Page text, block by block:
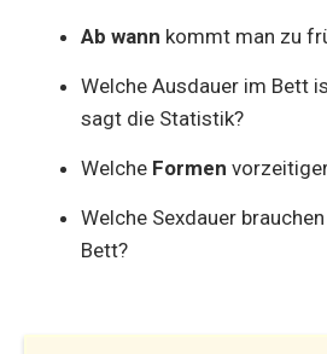
Ab wann kommt man zu
Welche Ausdauer im Bett
sagt die Statistik?
Welche Formen
Welche Sexdauer brauchen
Bett?